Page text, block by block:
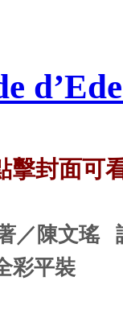
擊封面可
／陳文瑤
彩平裝